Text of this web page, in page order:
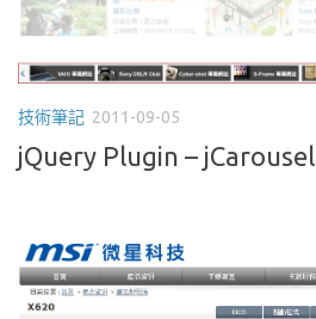
技術筆記 2011-09-05
jQuery Plugin – jCarousel